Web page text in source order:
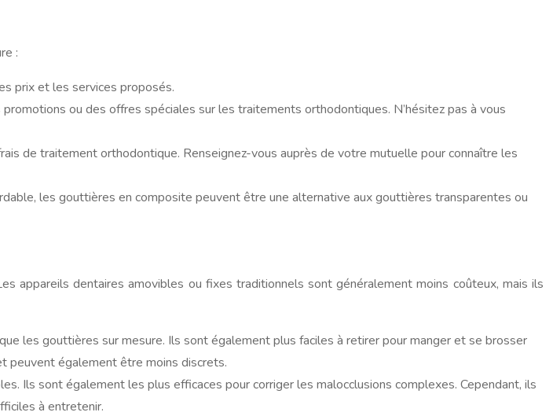
:
prix et les services proposés.
ou des offres spéciales sur les traitements orthodontiques. N’hésitez pas à vous
de traitement orthodontique. Renseignez-vous auprès de votre mutuelle pour connaître les
les gouttières en composite peuvent être une alternative aux gouttières transparentes ou
dentaires amovibles ou fixes traditionnels sont généralement moins coûteux, mais ils
les gouttières sur mesure. Ils sont également plus faciles à retirer pour manger et se brosser
peuvent également être moins discrets.
Ils sont également les plus efficaces pour corriger les malocclusions complexes. Cependant, ils
à entretenir.